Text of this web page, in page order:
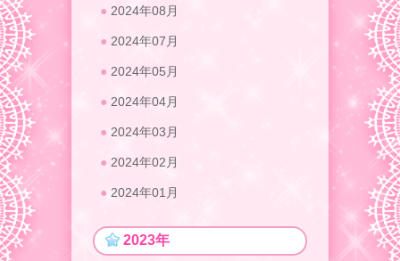
2024年08月
2024年07月
2024年05月
2024年04月
2024年03月
2024年02月
2024年01月
2023年